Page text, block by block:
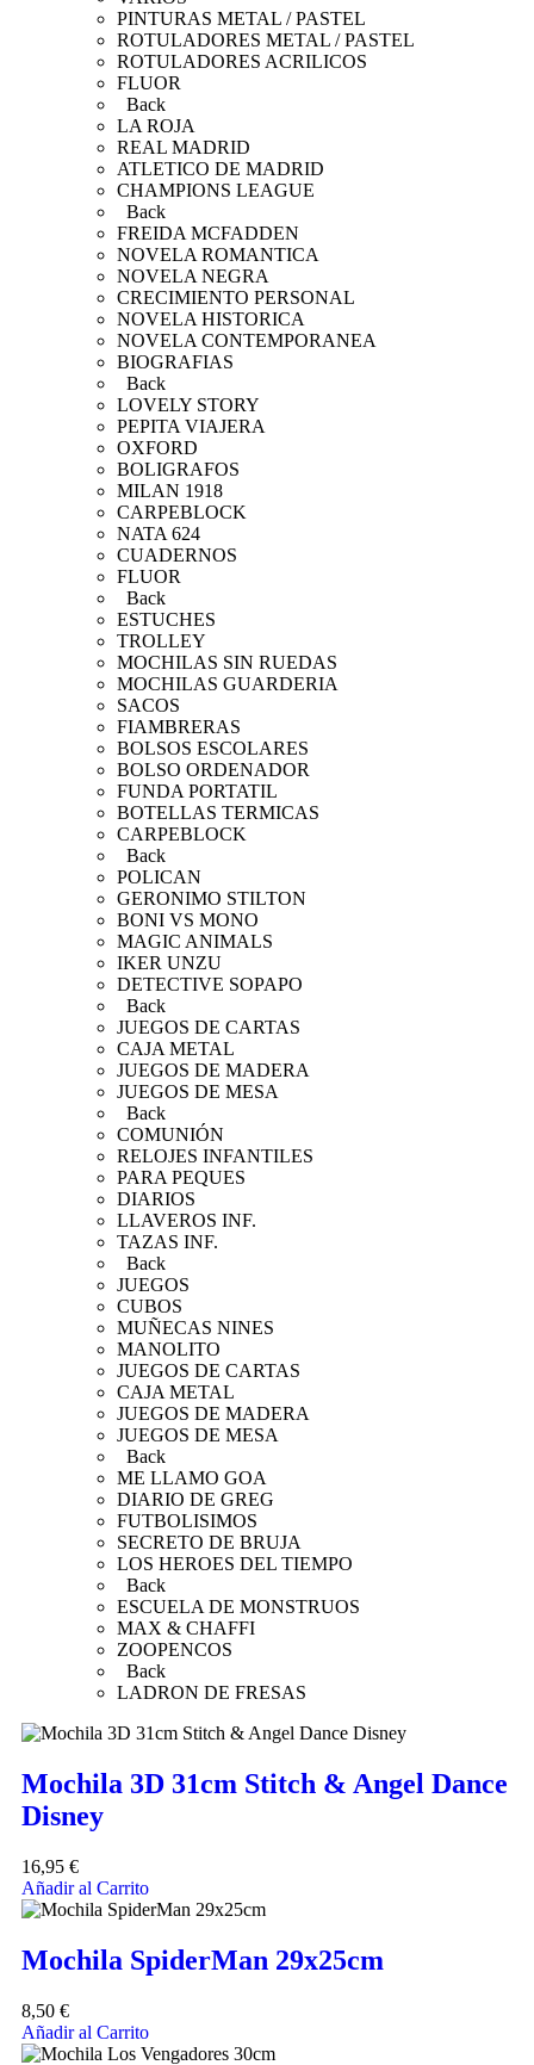
PINTURAS METAL / PASTEL
ROTULADORES METAL / PASTEL
ROTULADORES ACRILICOS
FLUOR
Back
LA ROJA
REAL MADRID
ATLETICO DE MADRID
CHAMPIONS LEAGUE
Back
FREIDA MCFADDEN
NOVELA ROMANTICA
NOVELA NEGRA
CRECIMIENTO PERSONAL
NOVELA HISTORICA
NOVELA CONTEMPORANEA
BIOGRAFIAS
Back
LOVELY STORY
PEPITA VIAJERA
OXFORD
BOLIGRAFOS
MILAN 1918
CARPEBLOCK
NATA 624
CUADERNOS
FLUOR
Back
ESTUCHES
TROLLEY
MOCHILAS SIN RUEDAS
MOCHILAS GUARDERIA
SACOS
FIAMBRERAS
BOLSOS ESCOLARES
BOLSO ORDENADOR
FUNDA PORTATIL
BOTELLAS TERMICAS
CARPEBLOCK
Back
POLICAN
GERONIMO STILTON
BONI VS MONO
MAGIC ANIMALS
IKER UNZU
DETECTIVE SOPAPO
Back
JUEGOS DE CARTAS
CAJA METAL
JUEGOS DE MADERA
JUEGOS DE MESA
Back
COMUNIÓN
RELOJES INFANTILES
PARA PEQUES
DIARIOS
LLAVEROS INF.
TAZAS INF.
Back
JUEGOS
CUBOS
MUÑECAS NINES
MANOLITO
JUEGOS DE CARTAS
CAJA METAL
JUEGOS DE MADERA
JUEGOS DE MESA
Back
ME LLAMO GOA
DIARIO DE GREG
FUTBOLISIMOS
SECRETO DE BRUJA
LOS HEROES DEL TIEMPO
Back
ESCUELA DE MONSTRUOS
MAX & CHAFFI
ZOOPENCOS
Back
LADRON DE FRESAS
Mochila 3D 31cm Stitch & Angel Dance
Disney
16,95 €
Añadir al Carrito
Mochila SpiderMan 29x25cm
8,50 €
Añadir al Carrito